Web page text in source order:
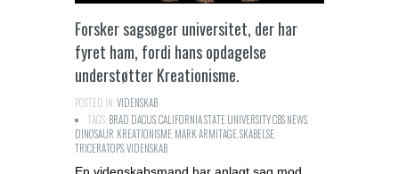
Forsker sagsøger universitet, der har
fyret ham, fordi hans opdagelse
understøtter Kreationisme.
POSTED IN:VIDENSKAB
TAGS:BRAD DACUSCALIFORNIA STATE UNIVERSITY,CBS NEWS
DINOSAUR KREATIONISME MARK ARMITAGESKABELSE
TRICERATOPSVIDENSKAB